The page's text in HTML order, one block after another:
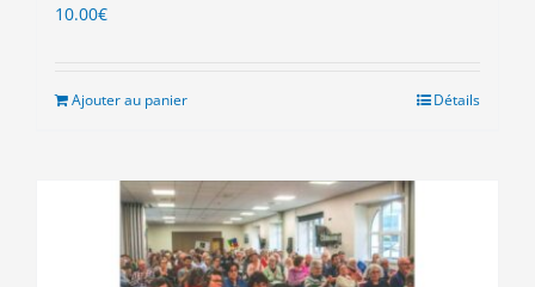
10.00€
Ajouter au panier Détails